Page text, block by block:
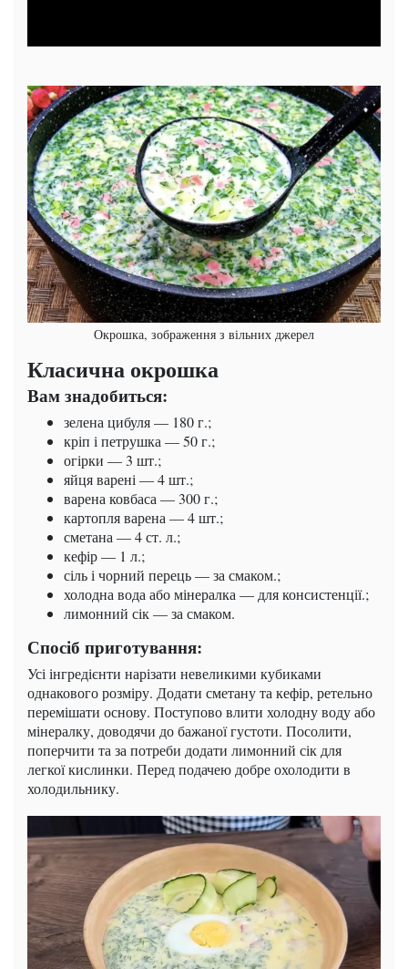
Окрошка, зображення з вільних джерел
Класична окрошка
Вам знадобиться:
зелена цибуля — 180 г.;
кріп і петрушка — 50 г.;
огірки — 3 шт.;
яйця варені — 4 шт.;
варена ковбаса — 300 г.;
картопля варена — 4 шт.;
сметана — 4 ст. л.;
кефір — 1 л.;
сіль і чорний перець — за смаком.;
холодна вода або мінералка — для консистенції.;
лимонний сік — за смаком.
Спосіб приготування:
Усі інгредієнти нарізати невеликими кубиками
однакового розміру. Додати сметану та кефір, ретельно
перемішати основу. Поступово влити холодну воду або
мінералку, доводячи до бажаної густоти. Посолити,
поперчити та за потреби додати лимонний сік для
легкої кислинки. Перед подачею добре охолодити в
холодильнику.